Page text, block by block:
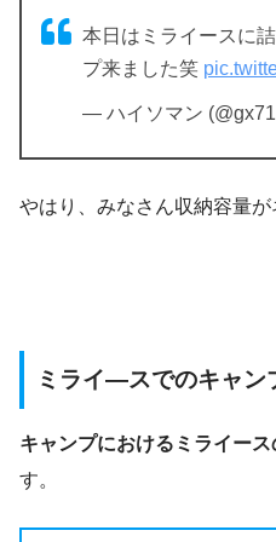
本日はミライースに
プ来ました笑
— ハイソマン
やはり、みなさん収納容量が
ミライ―スでのキャン
キャンプにおけるミライース
す。